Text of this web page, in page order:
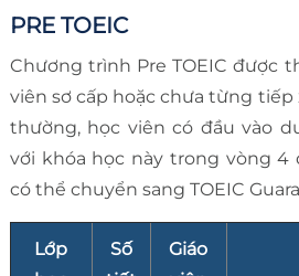
PRE TOEIC
Chương trình Pre TOEIC được
viên sơ cấp hoặc chưa từng tiếp
thường, học viên có đầu vào
với khóa học này trong vòng
có thể chuyển sang TOEIC
Lớp
Số
Giáo